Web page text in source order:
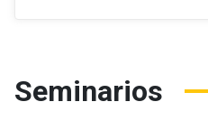
Seminarios